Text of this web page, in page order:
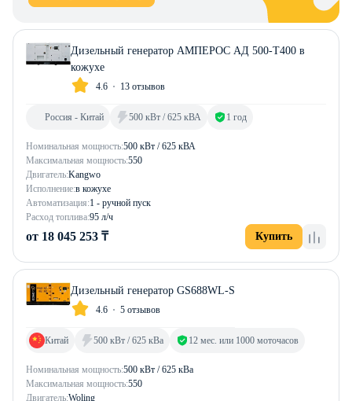
Дизельный генератор АМПЕРОС АД 500-Т400 в
кожухе
4.6 13 отзывов
Номинальная мощность:500 кВт / 625 кВА
Максимальная мощность:550
Двигатель:Kangwo
Исполнение:в кожухе
Автоматизация:1 - ручной пуск
Расход топлива:95 л/ч
Россия - Китай 500 кВт / 625 кВА 1 год
от 18 045 253 ₸ Купить
Дизельный генератор GS688WL-S
4.6 5 отзывов
Номинальная мощность:500 кВт / 625 кВа
Максимальная мощность:550
Двигатель:Woling
Китай 500 кВт / 625 кВа 12 мес. или 1000 моточасов